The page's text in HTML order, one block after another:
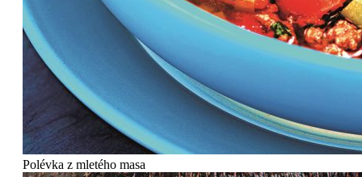
Polévka z mletého masa